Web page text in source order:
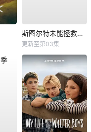
斯图尔特未能拯救宇宙
更新至第03集